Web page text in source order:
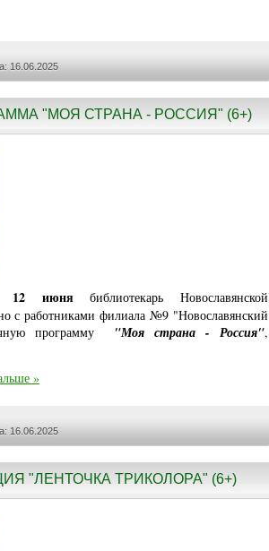
16.06.2025
"МОЯ СТРАНА - РОССИЯ" (6+)
12 июнябиблиотекарь Новославянской
с работниками филиала №9 "Новославянский
программу "Моя страна - Россия",
»
16.06.2025
"ЛЕНТОЧКА ТРИКОЛОРА" (6+)